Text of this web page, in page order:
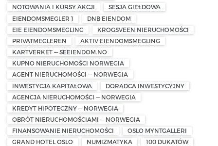
NOTOWANIA I KURSY AKCJI
SESJA GIEŁDOWA
EIENDOMSMEGLER 1
DNB EIENDOM
EIE EIENDOMSMEGLING
KROGSVEEN NIERUCHOMOŚCI
PRIVATMEGLEREN
AKTIV EIENDOMSMEGLING
KARTVERKET — SEEIENDOM.NO
KUPNO NIERUCHOMOŚCI NORWEGIA
AGENT NIERUCHOMOŚCI — NORWEGIA
INWESTYCJA KAPITAŁOWA
DORADCA INWESTYCYJNY
AGENCJA NIERUCHOMOŚCI — NORWEGIA
KREDYT HIPOTECZNY — NORWEGIA
OBRÓT NIERUCHOMOŚCIAMI — NORWEGIA
FINANSOWANIE NIERUCHOMOŚCI
OSLO MYNTGALLERI
GRAND HOTEL OSLO
NUMIZMATYKA
100 DUKATÓW